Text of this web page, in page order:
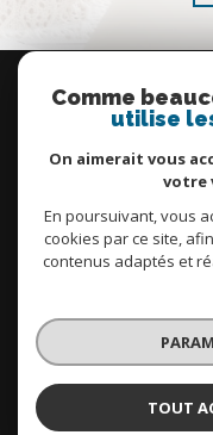
© 2026 | Tous
Nos honoraires
Comme
utilise
On aimerait vous
votre
En poursuivant, vous
cookies par ce site,
contenus adaptés et
TOUT